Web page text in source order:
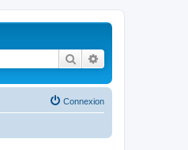
Rechercher
Connexion